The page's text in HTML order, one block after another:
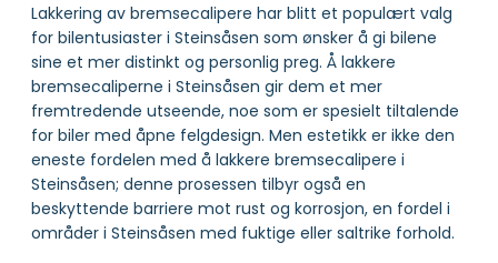
Lakkering av bremsecalipere har blitt et populært valg
for bilentusiaster i Steinsåsen som ønsker å gi bilene
sine et mer distinkt og personlig preg. Å lakkere
bremsecaliperne i Steinsåsen gir dem et mer
fremtredende utseende, noe som er spesielt tiltalende
for biler med åpne felgdesign. Men estetikk er ikke den
eneste fordelen med å lakkere bremsecalipere i
Steinsåsen; denne prosessen tilbyr også en
beskyttende barriere mot rust og korrosjon, en fordel i
områder i Steinsåsen med fuktige eller saltrike forhold.